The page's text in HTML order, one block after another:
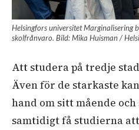
Helsingfors universitet Marginalisering
skolfrånvaro. Bild: Mika Huisman /
Att studera på tredje
Även för de starkaste
hand om sitt mående
samtidigt få studierna